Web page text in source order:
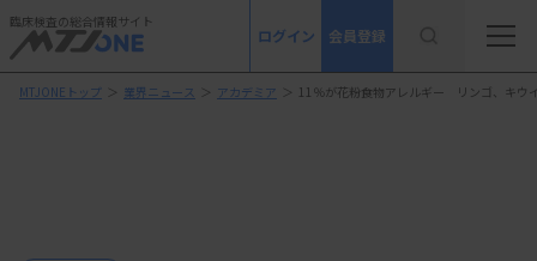
臨床検査の総合情報サイト
ログイン 会員登録
MTJONEトップ ＞ 業界ニュース ＞ アカデミア ＞ 11％が花粉食物アレルギー リンゴ、キウ